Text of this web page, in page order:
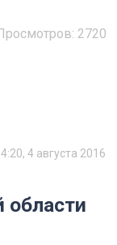
2720
4 августа 2016
области